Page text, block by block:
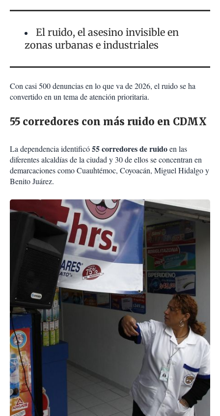
El ruido, el asesino invisible en
zonas urbanas e industriales
Con casi 500 denuncias en lo que va de 2026, el ruido se ha
convertido en un tema de atención prioritaria.
55 corredores con más ruido en CDMX
La dependencia identificó55 corredores de ruidoen las
diferentes alcaldías de la ciudad y 30 de ellos se concentran en
demarcaciones como Cuauhtémoc, Coyoacán, Miguel Hidalgo y
Benito Juárez.